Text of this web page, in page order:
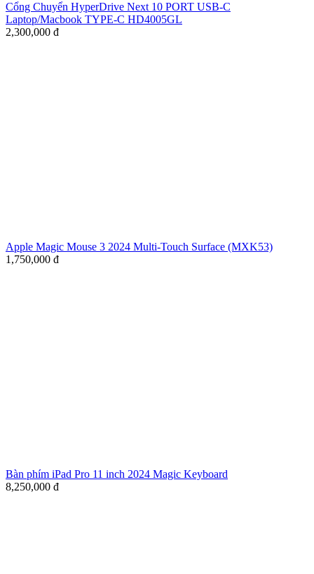
Cổng Chuyển HyperDrive Next 10 PORT USB-C
Laptop/Macbook TYPE-C HD4005GL
2,300,000 đ
Apple Magic Mouse 3 2024 Multi-Touch Surface (MXK53)
1,750,000 đ
Bàn phím iPad Pro 11 inch 2024 Magic Keyboard
8,250,000 đ